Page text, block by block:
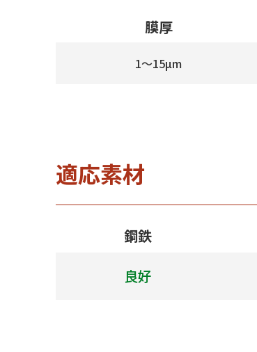
膜厚
1～15µm
適応素材
鋼鉄
良好